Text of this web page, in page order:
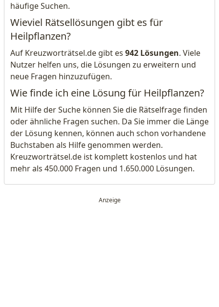
häufige Suchen.
Wieviel Rätsellösungen gibt es für
Heilpflanzen?
Auf Kreuzworträtsel.de gibt es 942 Lösungen. Viele
Nutzer helfen uns, die Lösungen zu erweitern und
neue Fragen hinzuzufügen.
Wie finde ich eine Lösung für Heilpflanzen?
Mit Hilfe der Suche können Sie die Rätselfrage finden
oder ähnliche Fragen suchen. Da Sie immer die Länge
der Lösung kennen, können auch schon vorhandene
Buchstaben als Hilfe genommen werden.
Kreuzworträtsel.de ist komplett kostenlos und hat
mehr als 450.000 Fragen und 1.650.000 Lösungen.